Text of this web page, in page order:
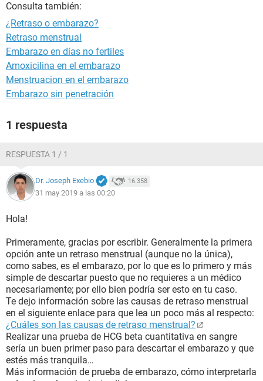
Consulta también:
¿Retraso o embarazo?
Retraso menstrual
Embarazo en días no fertiles
Amoxicilina en el embarazo
Menstruacion en el embarazo
Embarazo sin penetración
1 respuesta
RESPUESTA 1 / 1
Dr. Joseph Exebio 16.358
31 may 2019 a las 00:20
Hola!
Primeramente, gracias por escribir. Generalmente la primera
opción ante un retraso menstrual (aunque no la única),
como sabes, es el embarazo, por lo que es lo primero y más
simple de descartar puesto que no requieres a un médico
necesariamente; por ello bien podría ser esto en tu caso.
Te dejo información sobre las causas de retraso menstrual
en el siguiente enlace para que lea un poco más al respecto:
¿Cuáles son las causas de retraso menstrual?
Realizar una prueba de HCG beta cuantitativa en sangre
sería un buen primer paso para descartar el embarazo y que
estés más tranquila…
Más información de prueba de embarazo, cómo interpretarla